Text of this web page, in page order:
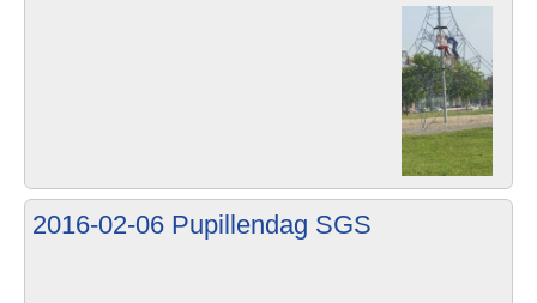
2016-02-06 Pupillendag SGS